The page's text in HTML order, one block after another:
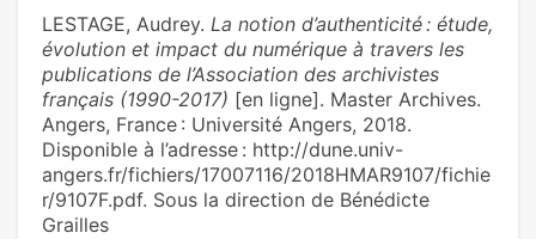
LESTAGE, Audrey. La notion d’authenticité : étude,
évolution et impact du numérique à travers les
publications de l’Association des archivistes
français (1990-2017) [en ligne]. Master Archives.
Angers, France : Université Angers, 2018.
Disponible à l’adresse : http://dune.univ-
angers.fr/fichiers/17007116/2018HMAR9107/fichie
r/9107F.pdf. Sous la direction de Bénédicte
Grailles